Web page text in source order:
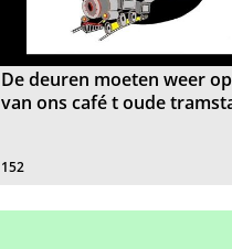
De deuren moeten weer
van ons café t oude
152